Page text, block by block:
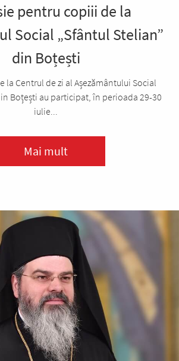
pentru copiii de la
Social „Sfântul Stelian”
din Boțești
la Centrul de zi al Așezământului Social
Boțești au participat, în perioada 29-30
iulie...
Mai mult